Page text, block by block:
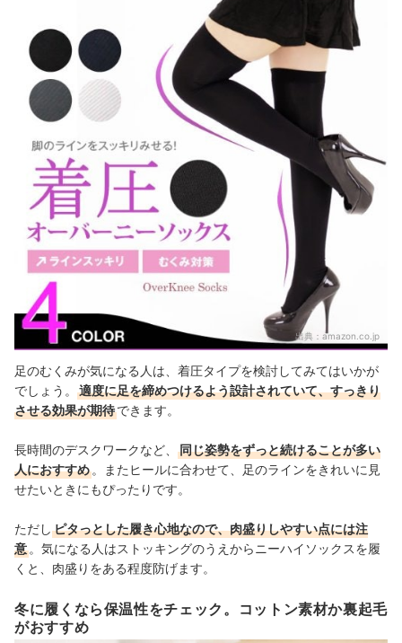
出典： amazon.co.jp
足のむくみが気になる人は、着圧タイプを検討してみてはいかが
でしょう。
適度に足を締めつけるよう設計されていて、すっきり
させる効果が期待できます。
長時間のデスクワークなど、
同じ姿勢をずっと続けることが多い
人におすすめ 。またヒールに合わせて、足のラインをきれいに見
せたいときにもぴったりです。
ただし ピタっとした履き心地なので、肉盛りしやすい点には注
意 。気になる人はストッキングのうえからニーハイソックスを履
くと、肉盛りをある程度防げます。
冬に履くなら保温性をチェック。コットン素材か裏起毛
がおすすめ